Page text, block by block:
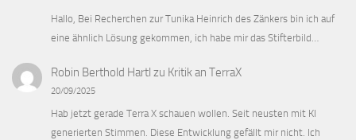
Hallo, Bei Recherchen zur Tunika Heinrich des Zänkers bin ich auf
eine ähnlich Lösung gekommen, ich habe mir das Stifterbild…
Robin Berthold Hartl zu Kritik an TerraX
20/09/2025
Hab jetzt gerade Terra X schauen wollen. Seit neusten mit KI
generierten Stimmen. Diese Entwicklung gefällt mir nicht. Ich